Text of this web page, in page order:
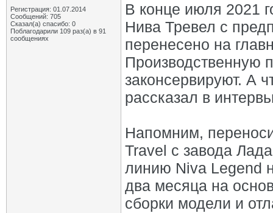
Регистрация: 01.07.2014
Сообщений: 705
Сказал(а) спасибо: 0
Поблагодарили 109 раз(а) в 91
сообщениях
В конце июля 2021
Нива Тревел с
перенесено на
Производственную
законсервируют. А
рассказал в
Напомним,
Travel с завода
линию Niva Legend
два месяца на
сборки модели и